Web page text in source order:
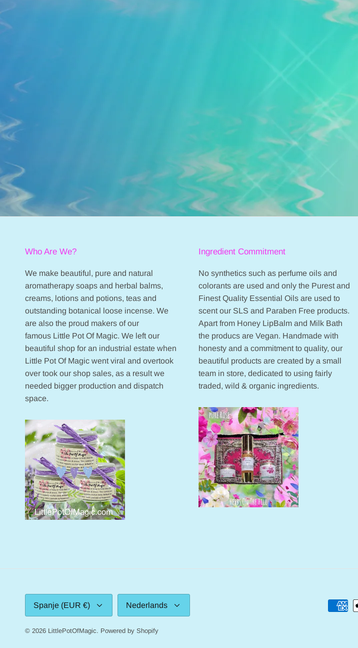
Who Are We?
We make beautiful, pure and natural
aromatherapy soaps and herbal balms,
creams, lotions and potions, teas and
outstanding botanical loose incense. We
are also the proud makers of our
famous Little Pot Of Magic. We left our
beautiful shop for an industrial estate when
Little Pot Of Magic went viral and overtook
over took our shop sales, as a result we
needed bigger production and dispatch
space.
Ingredient Commitment
No synthetics such as perfume oils and
colorants are used and only the Purest and
Finest Quality Essential Oils are used to
scent our SLS and Paraben Free products.
Apart from Honey LipBalm and Milk Bath
the producs are Vegan. Handmade with
honesty and a commitment to quality, our
beautiful products are created by a small
team in store, dedicated to using fairly
traded, wild & organic ingredients.
Valuta
Spanje (EUR €)
Taal
Nederlands
© 2026 LittlePotOfMagic. Powered by Shopify